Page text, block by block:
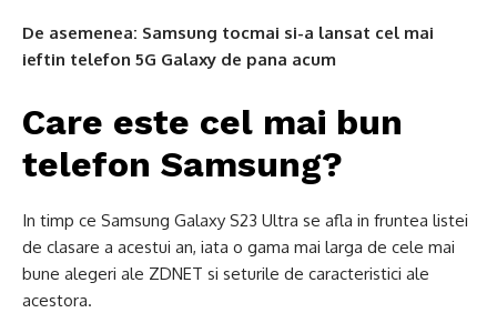
De asemenea: Samsung tocmai si-a lansat cel mai
ieftin telefon 5G Galaxy de pana acum
Care este cel mai bun
telefon Samsung?
In timp ce Samsung Galaxy S23 Ultra se afla in fruntea listei
de clasare a acestui an, iata o gama mai larga de cele mai
bune alegeri ale ZDNET si seturile de caracteristici ale
acestora.